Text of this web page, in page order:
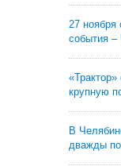
27
события –
крупную
В
дважды